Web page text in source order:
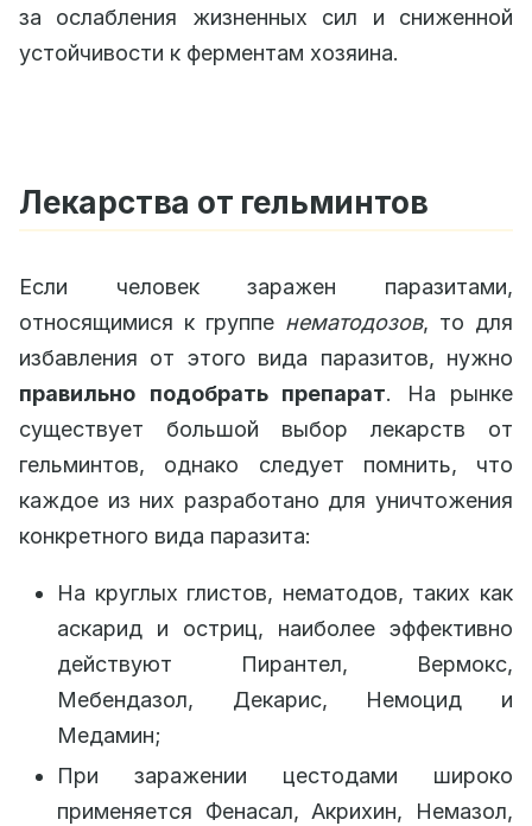
за ослабления жизненных сил и сниженной
устойчивости к ферментам хозяина.
Лекарства от гельминтов
Если человек заражен паразитами,
относящимися к группе нематодозов, то для
избавления от этого вида паразитов, нужно
правильно подобрать препарат. На рынке
существует большой выбор лекарств от
гельминтов, однако следует помнить, что
каждое из них разработано для уничтожения
конкретного вида паразита:
На круглых глистов, нематодов, таких как
аскарид и остриц, наиболее эффективно
действуют Пирантел, Вермокс,
Мебендазол, Декарис, Немоцид и
Медамин;
При заражении цестодами широко
применяется Фенасал, Акрихин, Немазол,